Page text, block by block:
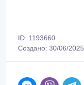
ID: 1193660
Создано: 30/06/2025